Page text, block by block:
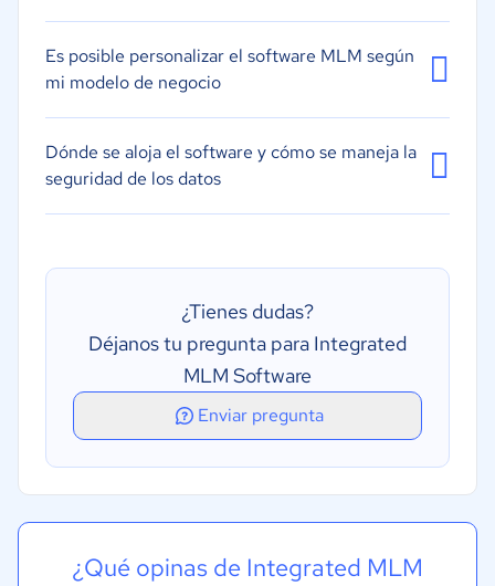
Gestión de envíos
Es posible personalizar el software MLM según
mi modelo de negocio
Dónde se aloja el software y cómo se maneja la
seguridad de los datos
¿Tienes dudas?
Déjanos tu pregunta para Integrated
MLM Software
Enviar pregunta
¿Qué opinas de Integrated MLM